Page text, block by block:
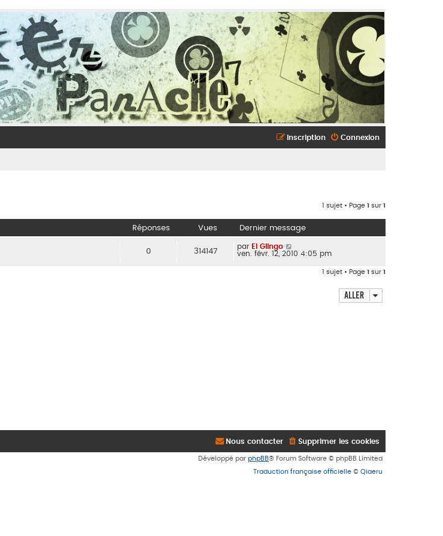
Connexion
Inscription
1 sujet • Page 1 sur 1
Réponses Vues Dernier message
0 314147
par El Glingo
ven. févr. 12, 2010 4:05 pm
1 sujet • Page 1 sur 1
Aller
Supprimer les cookies
Nous contacter
Développé par phpBB® Forum Software © phpBB Limited
Traduction française officielle © Qiaeru